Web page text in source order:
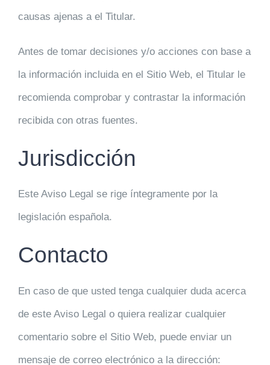
causas ajenas a el Titular.
Antes de tomar decisiones y/o acciones con base a
la información incluida en el Sitio Web, el Titular le
recomienda comprobar y contrastar la información
recibida con otras fuentes.
Jurisdicción
Este Aviso Legal se rige íntegramente por la
legislación española.
Contacto
En caso de que usted tenga cualquier duda acerca
de este Aviso Legal o quiera realizar cualquier
comentario sobre el Sitio Web, puede enviar un
mensaje de correo electrónico a la dirección: